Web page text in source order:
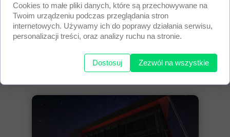
Zakres naszych prac podczas
realizacji zlecenia:
instalacje elektryczne
instalacje teletechniczne
Czytaj więcej
Cookies to małe pliki danych, które są przechowywane na
Twoim urządzeniu podczas przeglądania stron
internetowych. Używamy ich do poprawy działania serwisu,
personalizacji treści, oraz analizy ruchu na stronie.
Dostosuj Zezwól na wszystkie